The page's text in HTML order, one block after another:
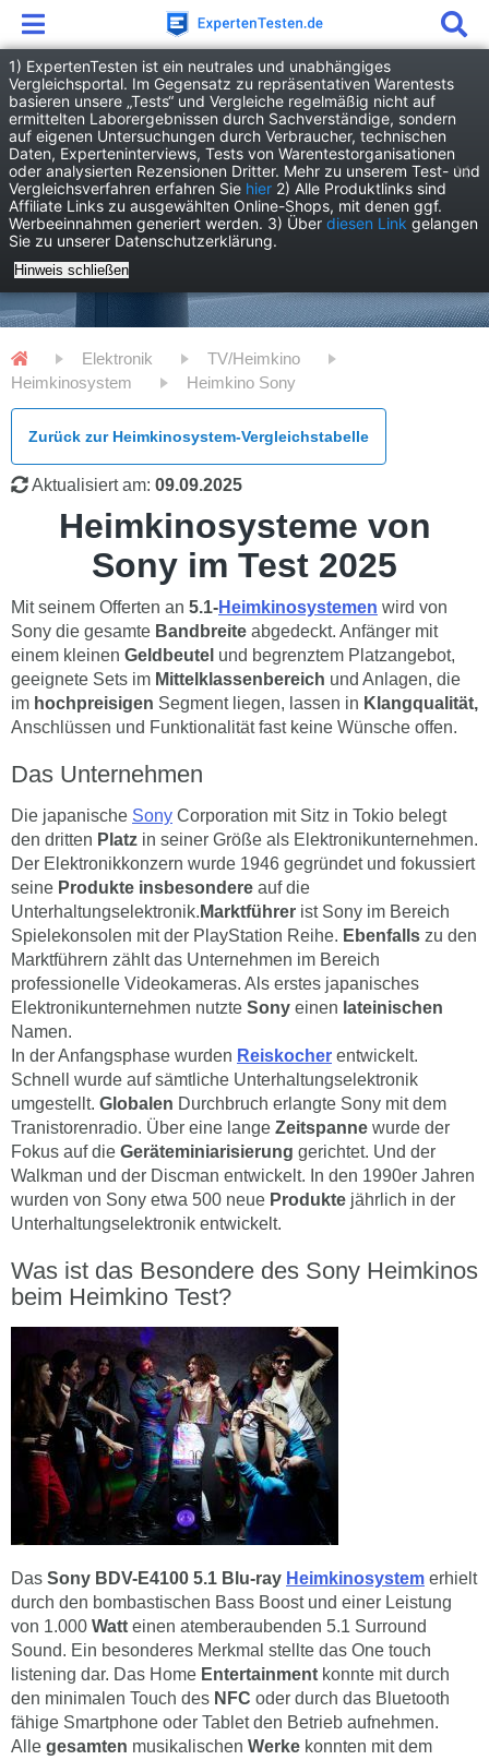
1) ExpertenTesten ist ein neutrales und unabhängiges
Vergleichsportal. Im Gegensatz zu repräsentativen Warentests
basieren unsere „Tests“ und Vergleiche regelmäßig nicht auf
ermittelten Laborergebnissen durch Sachverständige, sondern
auf eigenen Untersuchungen durch Verbraucher, technischen
Daten, Experteninterviews, Tests von Warentestorganisationen
oder analysierten Rezensionen Dritter. Mehr zu unserem Test- und
Vergleichsverfahren erfahren Sie hier 2) Alle Produktlinks sind
Affiliate Links zu ausgewählten Online-Shops, mit denen ggf.
Werbeeinnahmen generiert werden. 3) Über diesen Link gelangen
Sie zu unserer Datenschutzerklärung.
Hinweis schließen
Elektronik
TV/Heimkino
Heimkinosystem
Heimkino Sony
Zurück zur Heimkinosystem-Vergleichstabelle
Aktualisiert am: 09.09.2025
Heimkinosysteme von
Sony im Test 2025
Mit seinem Offerten an 5.1-Heimkinosystemen wird von
Sony die gesamte Bandbreite abgedeckt. Anfänger mit
einem kleinen Geldbeutel und begrenztem Platzangebot,
geeignete Sets im Mittelklassenbereich und Anlagen, die
im hochpreisigen Segment liegen, lassen in Klangqualität,
Anschlüssen und Funktionalität fast keine Wünsche offen.
Das Unternehmen
Die japanische Sony Corporation mit Sitz in Tokio belegt
den dritten Platz in seiner Größe als Elektronikunternehmen.
Der Elektronikkonzern wurde 1946 gegründet und fokussiert
seine Produkte insbesondere auf die
Unterhaltungselektronik. Marktführer ist Sony im Bereich
Spielekonsolen mit der PlayStation Reihe. Ebenfalls zu den
Marktführern zählt das Unternehmen im Bereich
professionelle Videokameras. Als erstes japanisches
Elektronikunternehmen nutzte Sony einen lateinischen
Namen.
In der Anfangsphase wurden Reiskocher entwickelt.
Schnell wurde auf sämtliche Unterhaltungselektronik
umgestellt. Globalen Durchbruch erlangte Sony mit dem
Tranistorenradio. Über eine lange Zeitspanne wurde der
Fokus auf die Geräteminiarisierung gerichtet. Und der
Walkman und der Discman entwickelt. In den 1990er Jahren
wurden von Sony etwa 500 neue Produkte jährlich in der
Unterhaltungselektronik entwickelt.
Was ist das Besondere des Sony Heimkinos
beim Heimkino Test?
Das Sony BDV-E4100 5.1 Blu-ray Heimkinosystem erhielt
durch den bombastischen Bass Boost und einer Leistung
von 1.000 Watt einen atemberaubenden 5.1 Surround
Sound. Ein besonderes Merkmal stellte das One touch
listening dar. Das Home Entertainment konnte mit durch
den minimalen Touch des NFC oder durch das Bluetooth
fähige Smartphone oder Tablet den Betrieb aufnehmen.
Alle gesamten musikalischen Werke konnten mit dem